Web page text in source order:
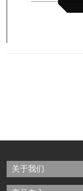
关于我们